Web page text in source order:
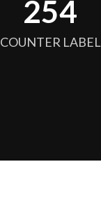
256
COUNTER LABEL